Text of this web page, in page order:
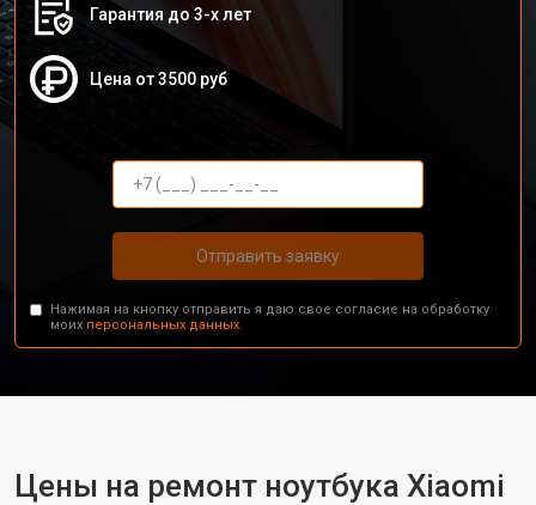
Гарантия до 3-х лет
Цена от 3500 руб
Отправить заявку
Нажимая на кнопку отправить я даю свое согласие на обработку
моих персональных данных.
Цены на ремонт ноутбука Xiaomi